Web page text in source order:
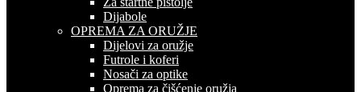
Dijabole
OPREMA ZA ORUŽJE
Dijelovi za oružje
Futrole i koferi
Nosači za optike
Oprema za čišćenje oružja